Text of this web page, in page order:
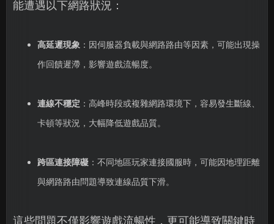
能遭遇以下網路狀況：
高延遲現象：因伺服器負載與網路路由等因素，可能出現操
作回饋遲滯，影響遊戲流暢度。
連線不穩定 ：高峰時段或複雜網路環境下，容易發生斷線、
卡頓等狀況，大幅降低遊戲品質。
跨區連接障礙：不同地區玩家連接國服時，可能因地理距離
與網路路由問題導致連線品質下滑。
這些問題不僅影響遊戲流暢性，更可能導致關鍵時